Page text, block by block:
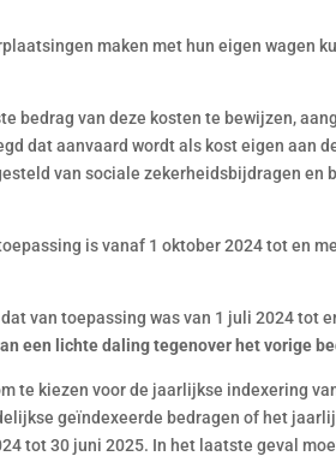
maken met hun eigen wagen
bedrag van deze kosten te bewijzen,
dat aanvaard wordt als kost eigen aan
van sociale zekerheidsbijdragen
is vanaf 1 oktober 2024 tot en
van toepassing was van 1 juli 2024 tot
een lichte daling tegenover het vorige
te kiezen voor de jaarlijkse indexering
geïndexeerde bedragen of het
tot 30 juni 2025. In het laatste geval